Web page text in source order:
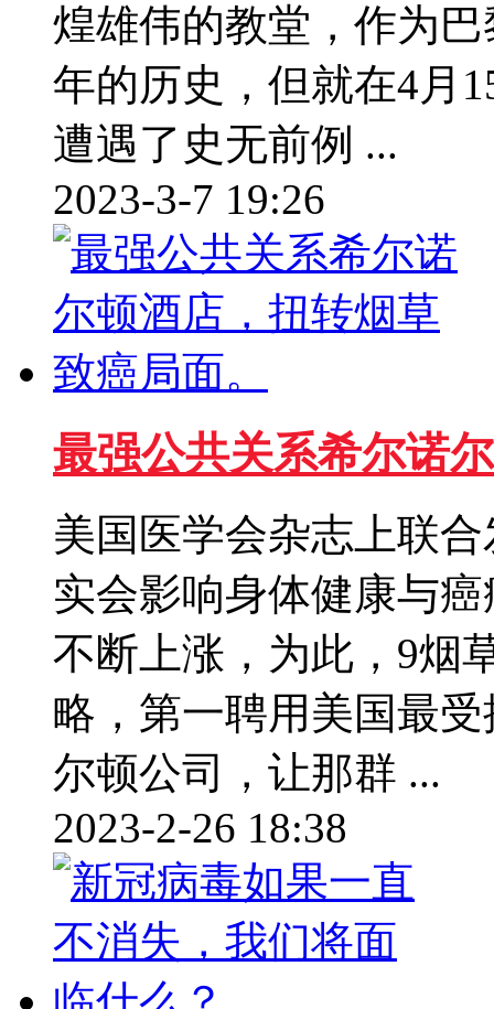
煌雄伟的教堂，作为
年的历史，但就在4月
遭遇了史无前例 ...
2023-3-7 19:26
最强公共关系希尔诺
美国医学会杂志上联
实会影响身体健康与
不断上涨，为此，9烟
略，第一聘用美国最
尔顿公司，让那群 ...
2023-2-26 18:38